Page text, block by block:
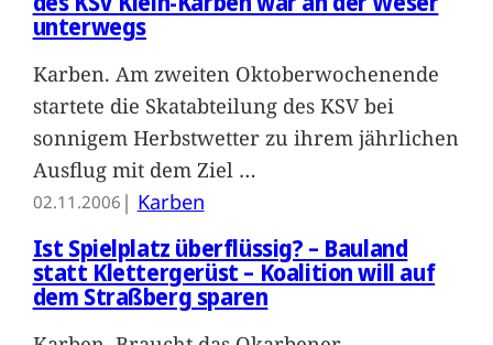
unterwegs
Karben. Am zweiten Oktoberwochenende
startete die Skatabteilung des KSV bei
sonnigem Herbstwetter zu ihrem jährlichen
Ausflug mit dem Ziel …
02.11.2006 | Karben
Ist Spielplatz überflüssig? – Bauland
statt Klettergerüst – Koalition will auf
dem Straßberg sparen